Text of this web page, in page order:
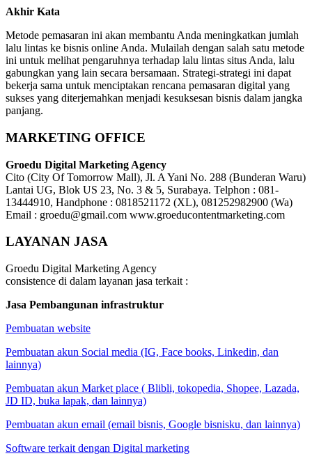
Akhir Kata
Metode pemasaran ini akan membantu Anda meningkatkan jumlah
lalu lintas ke bisnis online Anda. Mulailah dengan salah satu metode
ini untuk melihat pengaruhnya terhadap lalu lintas situs Anda, lalu
gabungkan yang lain secara bersamaan. Strategi-strategi ini dapat
bekerja sama untuk menciptakan rencana pemasaran digital yang
sukses yang diterjemahkan menjadi kesuksesan bisnis dalam jangka
panjang.
MARKETING OFFICE
Groedu Digital Marketing Agency
Cito (City Of Tomorrow Mall), Jl. A Yani No. 288 (Bunderan Waru)
Lantai UG, Blok US 23, No. 3 & 5, Surabaya. Telphon : 081-
13444910, Handphone : 0818521172 (XL), 081252982900 (Wa)
Email : groedu@gmail.com www.groeducontentmarketing.com
LAYANAN JASA
Groedu Digital Marketing Agency
consistence di dalam layanan jasa terkait :
Jasa Pembangunan infrastruktur
Pembuatan website
Pembuatan akun Social media (IG, Face books, Linkedin, dan
lainnya)
Pembuatan akun Market place ( Blibli, tokopedia, Shopee, Lazada,
JD ID, buka lapak, dan lainnya)
Pembuatan akun email (email bisnis, Google bisnisku, dan lainnya)
Software terkait dengan Digital marketing